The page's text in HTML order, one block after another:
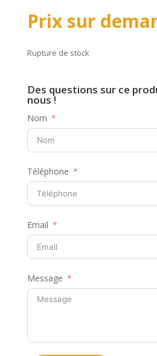
Prix sur
Rupture de stock
Des questions sur ce
nous !
Nom
Téléphone
Email
Message